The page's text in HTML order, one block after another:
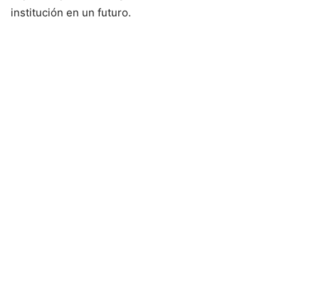
institución en un futuro.